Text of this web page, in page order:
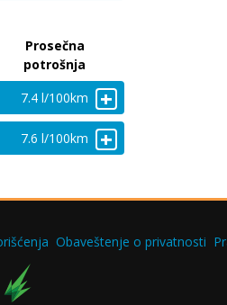
Prosečna
potrošnja
7.4 l/100km +
7.6 l/100km +
Obaveštenje o privatnosti